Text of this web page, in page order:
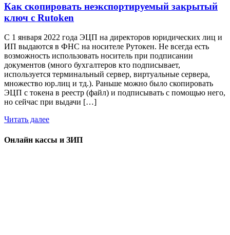
Как скопировать неэкспортируемый закрытый
ключ с Rutoken
С 1 января 2022 года ЭЦП на директоров юридических лиц и
ИП выдаются в ФНС на носителе Рутокен. Не всегда есть
возможность использовать носитель при подписании
документов (много бухгалтеров кто подписывает,
используется терминальный сервер, виртуальные сервера,
множество юр.лиц и тд.). Раньше можно было скопировать
ЭЦП с токена в реестр (файл) и подписывать с помощью него,
но сейчас при выдачи […]
Читать далее
Онлайн кассы и ЗИП